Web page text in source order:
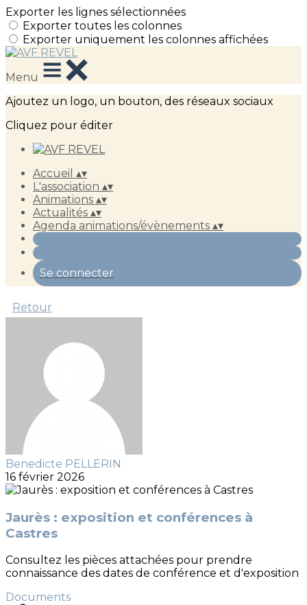
Exporter les lignes sélectionnées
Exporter toutes les colonnes
Exporter uniquement les colonnes affichées
Menu
Ajoutez un logo, un bouton, des réseaux sociaux
Cliquez pour éditer
Accueil ▴▾
L'association ▴▾
Animations ▴▾
Actualités ▴▾
Agenda animations/évènements ▴▾
Se connecter
Retour
Benedicte PELLERIN
16 février 2026
Jaurès : exposition et conférences à
Castres
Consultez les pièces attachées pour prendre
connaissance des dates de conférence et d'exposition
Documents